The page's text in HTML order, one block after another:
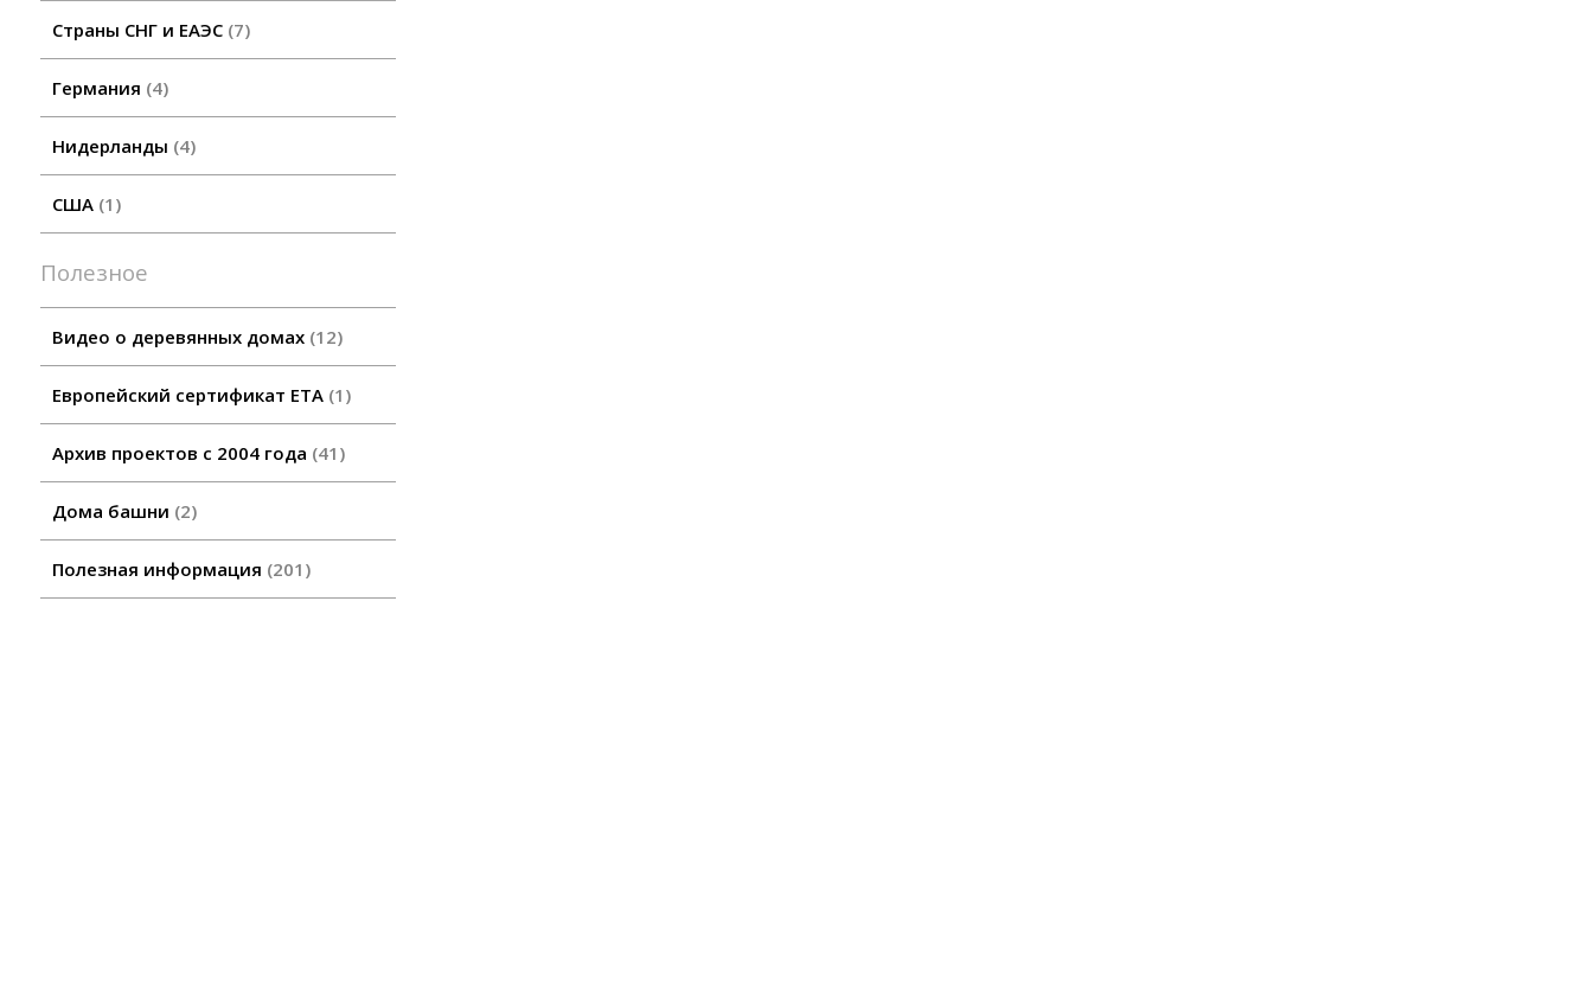
Страны СНГ и ЕАЭС 7
Германия 4
Нидерланды 4
США 1
Полезное
Видео о деревянных домах 12
Европейский сертификат ETA 1
Архив проектов с 2004 года 41
Дома башни 2
Полезная информация 201